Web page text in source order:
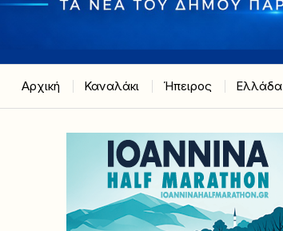
Αρχική Καναλάκι Ήπειρος Ελλάδα